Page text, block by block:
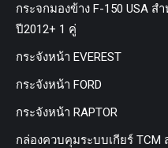
กระจกมองข้าง F-150 USA ส
ปี2012+ 1 คู่
กระจังหน้า EVEREST
กระจังหน้า FORD
กระจังหน้า RAPTOR
กล่องควบคุมระบบเกียร์ TCM